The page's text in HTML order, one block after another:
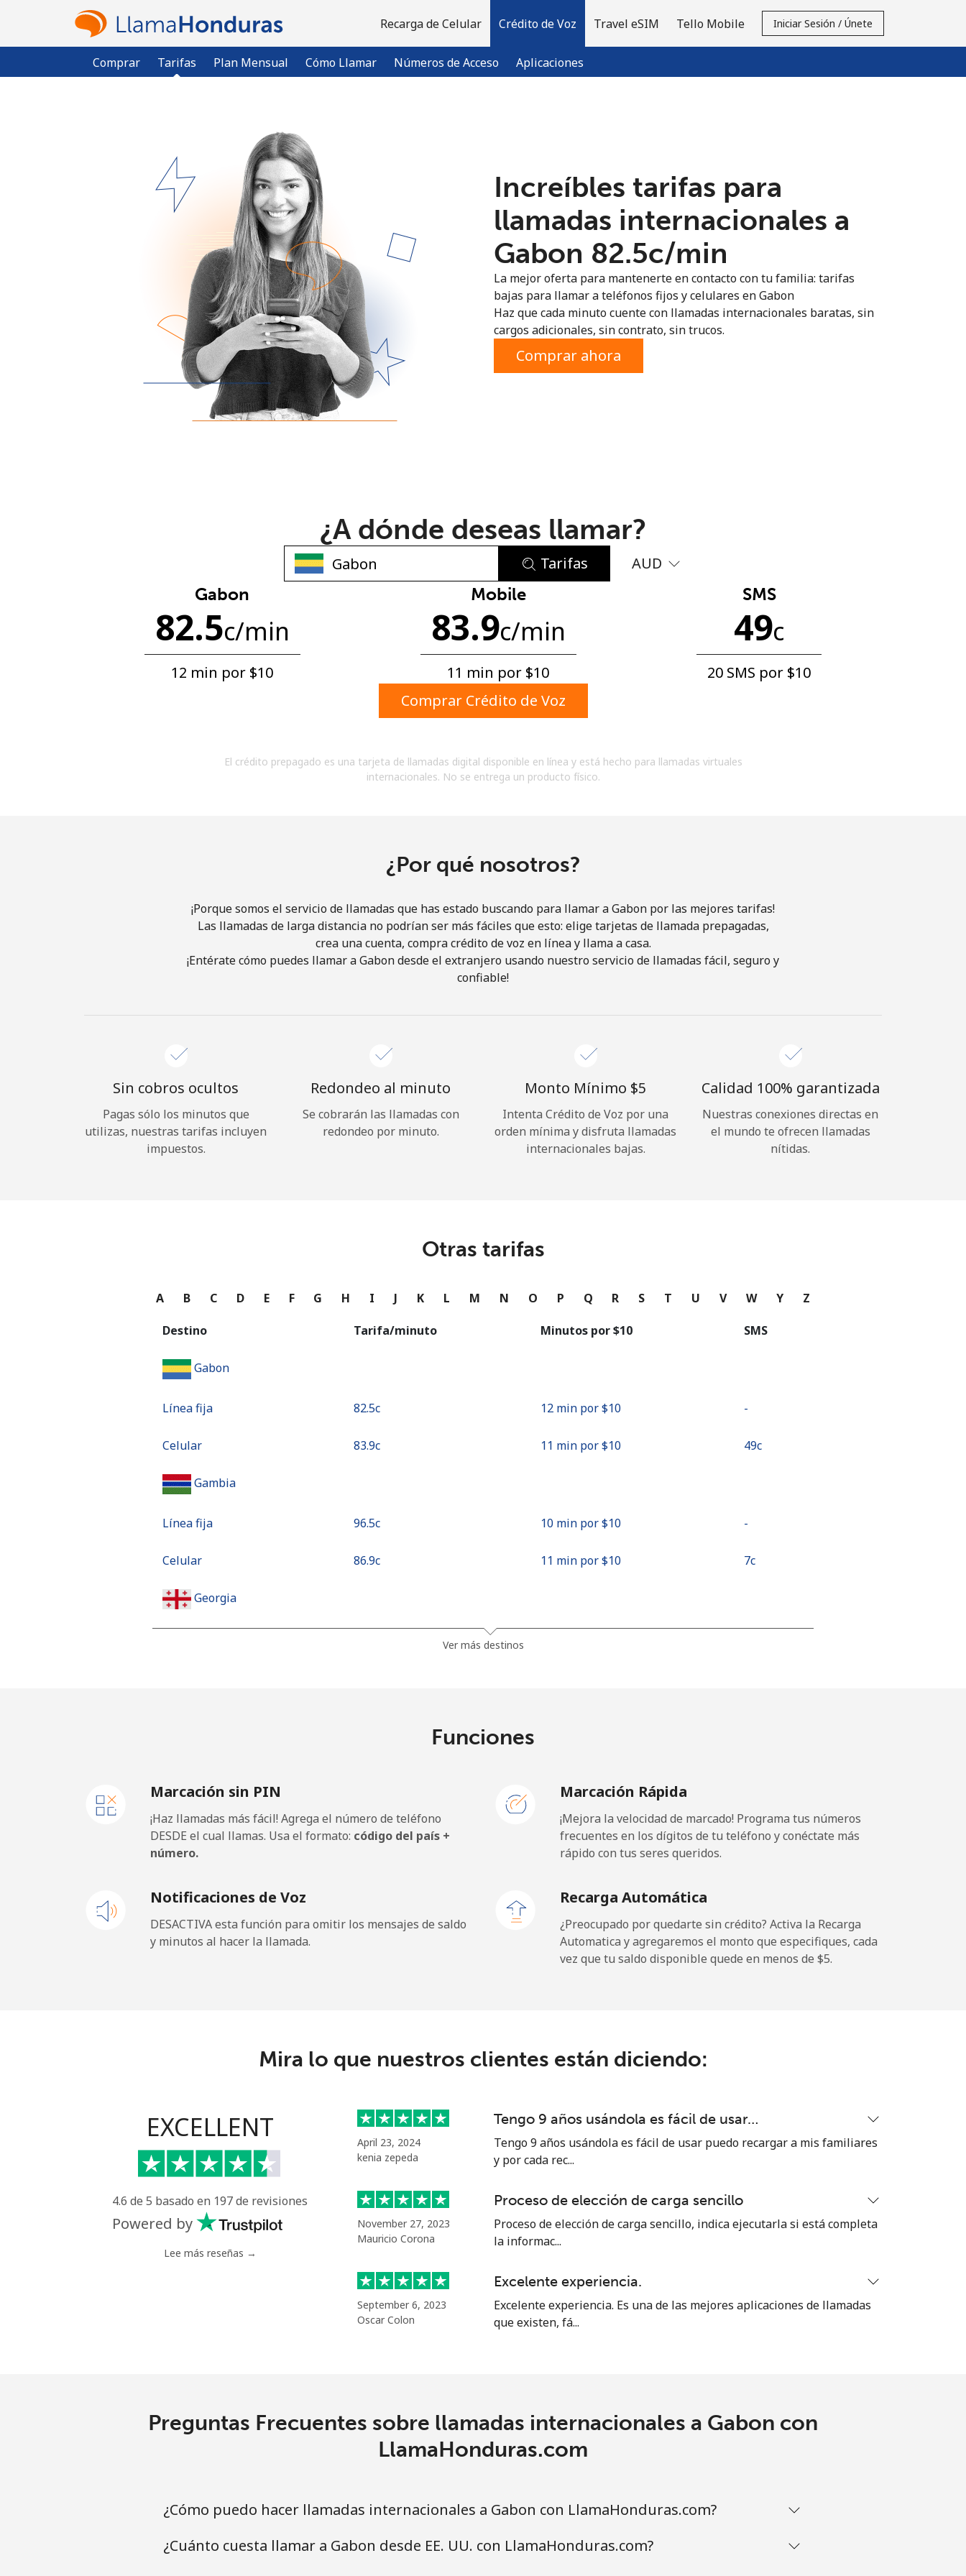
Recarga de Celular Crédito de Voz
Comprar Tarifas Plan Mensual Cómo Llamar Números de Acceso Aplicaciones
Travel eSIM Tello Mobile Iniciar Sesión / Únete
¿Ya tienes una cuenta? Inicia sesión →
Regístrate con
No se ha creado una contraseña
Mínimo 8 caracteres
Una letra mayúscula y una minúscula
Un caracter especial
acuerdo con estos
Términos y condiciones.
Únete
¡Hola!
Iniciar Sesión
Increíbles tarifas para
llamadas internacionales a
Gabon ⁦82.5c⁩/min
La mejor oferta para mantenerte en contacto con tu familia: tarifas
bajas para llamar a teléfonos fijos y celulares en Gabon
Haz que cada minuto cuente con llamadas internacionales baratas, sin
cargos adicionales, sin contrato, sin trucos.
Comprar ahora
¿A dónde deseas llamar?
Tarifas AUD
Gabon
82.5c/min
12 min por ⁦$10⁩
Mobile
83.9c/min
11 min por ⁦$10⁩
SMS
49c
20 SMS por ⁦$10⁩
Comprar Crédito de Voz
El crédito prepagado es una tarjeta de llamadas digital disponible en línea y está hecho para llamadas virtuales
internacionales. No se entrega un producto físico.
¿Por qué nosotros?
¡Porque somos el servicio de llamadas que has estado buscando para llamar a Gabon por las mejores tarifas!
Las llamadas de larga distancia no podrían ser más fáciles que esto: elige tarjetas de llamada prepagadas,
crea una cuenta, compra crédito de voz en línea y llama a casa.
¡Entérate cómo puedes llamar a Gabon desde el extranjero usando nuestro servicio de llamadas fácil, seguro y
confiable!
Sin cobros ocultos
Pagas sólo los minutos que
utilizas, nuestras tarifas incluyen
impuestos.
Redondeo al minuto
Se cobrarán las llamadas con
redondeo por minuto.
Monto Mínimo ⁦$5⁩
Intenta Crédito de Voz por una
orden mínima y disfruta llamadas
internacionales bajas.
Calidad 100% garantizada
Nuestras conexiones directas en
el mundo te ofrecen llamadas
nítidas.
Otras tarifas
A B C D E F G H I J K L M N O P Q R S T U V W Y Z
Destino Tarifa/minuto Minutos por ⁦$10⁩ SMS
Gabon
Línea fija ⁦82.5c⁩ 12 min por ⁦$10⁩ -
Celular ⁦83.9c⁩ 11 min por ⁦$10⁩ ⁦49c⁩
Gambia
Línea fija ⁦96.5c⁩ 10 min por ⁦$10⁩ -
Celular ⁦86.9c⁩ 11 min por ⁦$10⁩ ⁦7c⁩
Georgia
Celular 555 min por ⁦$10⁩
Ghana
Celular 26 min por ⁦$10⁩
Gibraltar
Celular ⁦2c⁩ 500 min por ⁦$10⁩
Greenland
Línea fija ⁦14.5c⁩
Celular 62 min por ⁦$10⁩
⁦23.5c⁩ 42 min por ⁦$10⁩
⁦25.5c⁩ 39 min por ⁦$10⁩
Guam
All country
Ver más destinos
Funciones
Marcación sin PIN
¡Haz llamadas más fácil! Agrega el número de teléfono
DESDE el cual llamas. Usa el formato: código del país +
número.
Marcación Rápida
¡Mejora la velocidad de marcado! Programa tus números
frecuentes en los dígitos de tu teléfono y conéctate más
rápido con tus seres queridos.
Notificaciones de Voz
DESACTIVA esta función para omitir los mensajes de saldo
y minutos al hacer la llamada.
Recarga Automática
¿Preocupado por quedarte sin crédito? Activa la Recarga
Automatica y agregaremos el monto que especifiques, cada
vez que tu saldo disponible quede en menos de ⁦$5⁩.
Mira lo que nuestros clientes están diciendo:
EXCELLENT
4.6 de 5 basado en 197 de revisiones
Powered by
Lee más reseñas →
April 23, 2024
kenia zepeda
Tengo 9 años usándola es fácil de usar…
Tengo 9 años usándola es fácil de usar puedo recargar a mis familiares
y por cada rec...
November 27, 2023
Mauricio Corona
Proceso de elección de carga sencillo
Proceso de elección de carga sencillo, indica ejecutarla si está completa
la informac...
September 6, 2023
Oscar Colon
Excelente experiencia.
Excelente experiencia. Es una de las mejores aplicaciones de llamadas
que existen, fá...
Preguntas Frecuentes sobre llamadas internacionales a Gabon con
LlamaHonduras.com
¿Cómo puedo hacer llamadas internacionales a Gabon con LlamaHonduras.com?
¿Cuánto cuesta llamar a Gabon desde EE. UU. con LlamaHonduras.com?